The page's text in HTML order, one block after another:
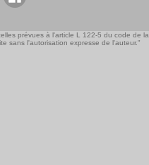
prévues à l'article L 122-5 du code de la
sans l'autorisation expresse de l'auteur."